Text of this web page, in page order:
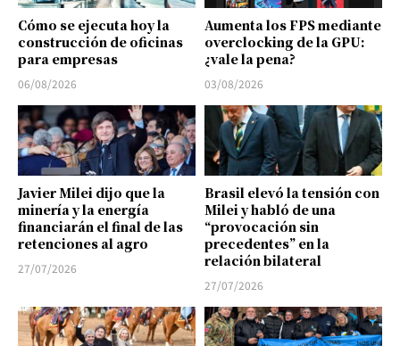
Cómo se ejecuta hoy la
construcción de oficinas
para empresas
06/08/2026
Aumenta los FPS mediante
overclocking de la GPU:
¿vale la pena?
03/08/2026
Javier Milei dijo que la
minería y la energía
financiarán el final de las
retenciones al agro
27/07/2026
Brasil elevó la tensión con
Milei y habló de una
“provocación sin
precedentes” en la
relación bilateral
27/07/2026